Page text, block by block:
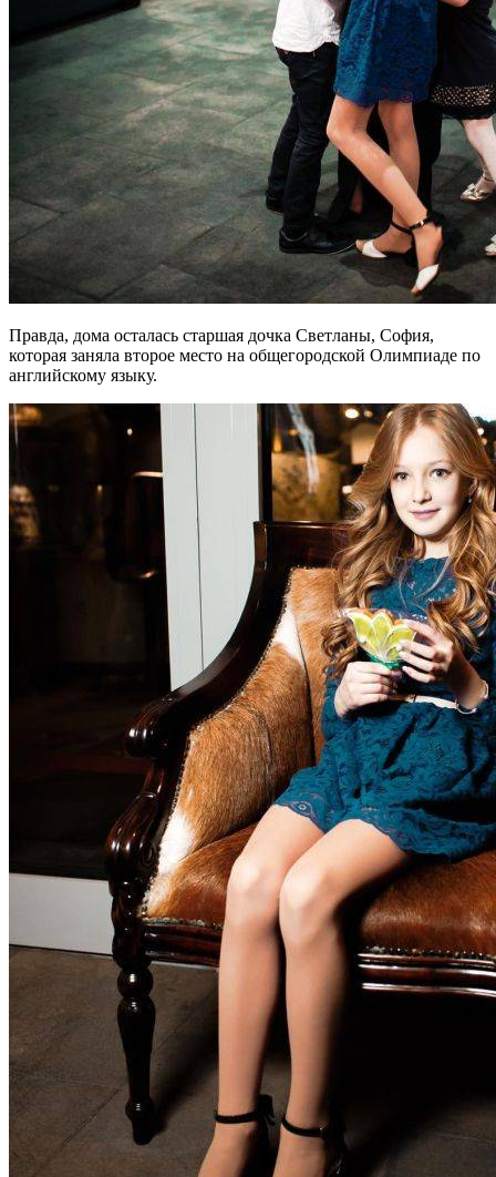
Правда, дома осталась старшая дочка Светланы, София,
которая заняла второе место на общегородской Олимпиаде по
английскому языку.